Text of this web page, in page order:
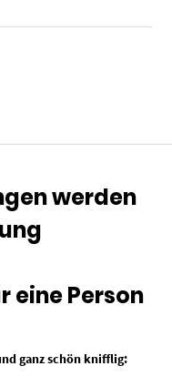
werden
eine Person
ganz schön knifflig: